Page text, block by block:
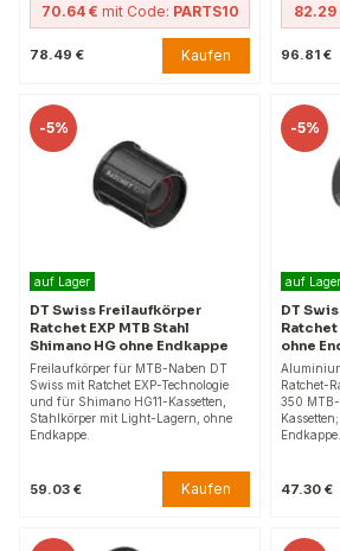
70.64 € mit Code: PARTS10
78.49 € Kaufen
82.29
96.81 €
-5%
auf Lager
DT Swiss Freilaufkörper
Ratchet EXP MTB Stahl
Shimano HG ohne Endkappe
Freilaufkörper für MTB-Naben DT
Swiss mit Ratchet EXP-Technologie
und für Shimano HG11-Kassetten,
Stahlkörper mit Light-Lagern, ohne
Endkappe.
59.03 € Kaufen
-5%
auf Lager
DT
Ratchet
ohne
Ratchet-
350
Endkappe.
47.30 €